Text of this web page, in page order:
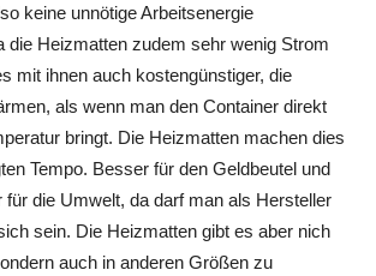
keine unnötige Arbeitsenergie
die Heizmatten zudem sehr wenig Strom
mit ihnen auch kostengünstiger, die
als wenn man den Container direkt
bringt. Die Heizmatten machen dies
Tempo. Besser für den Geldbeutel und
die Umwelt, da darf man als Hersteller
sein. Die Heizmatten gibt es aber nich
auch in anderen Größen zu